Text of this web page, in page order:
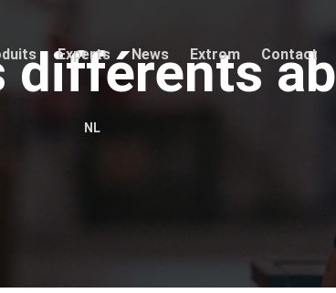
Experts News Extrom Contact
NL
différents